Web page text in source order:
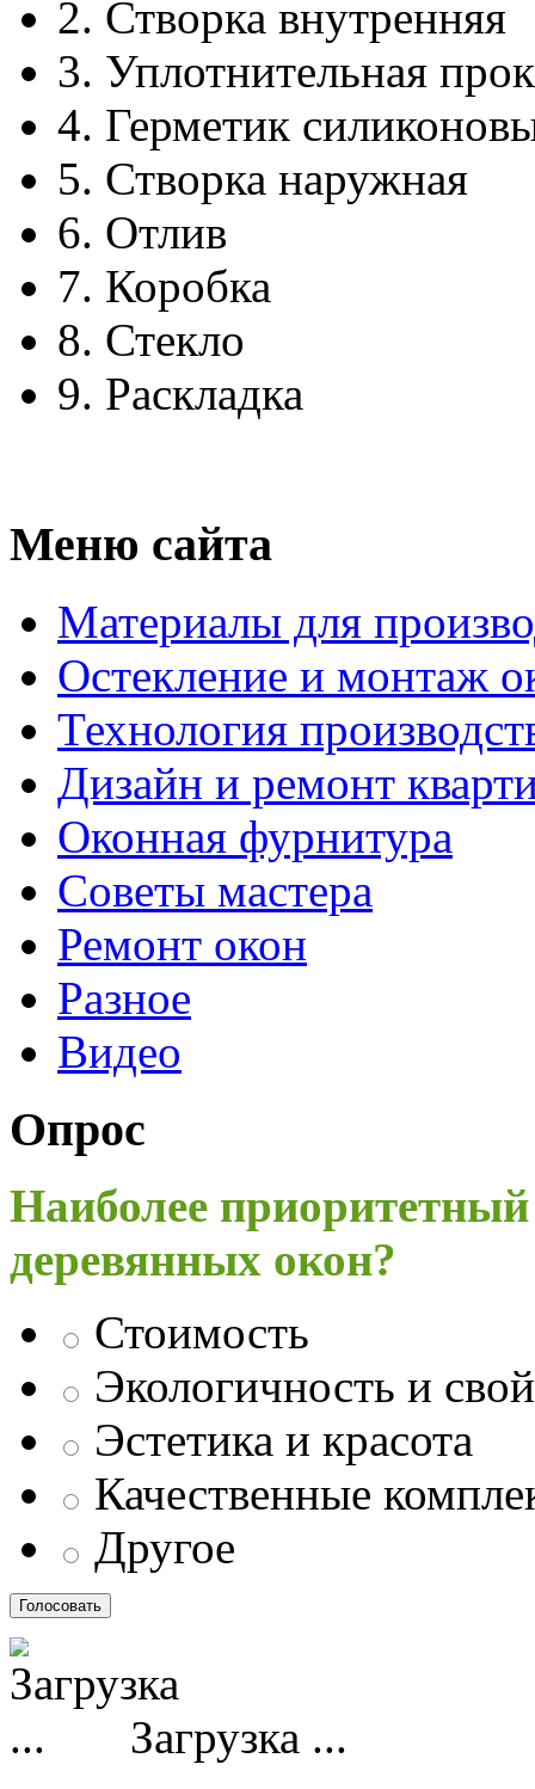
2. Створка внутренняя
3. Уплотнительная
4. Герметик
5. Створка наружная
6. Отлив
7. Коробка
8. Стекло
9. Раскладка
Меню сайта
Материалы для
Остекление и монтаж
Технология
Дизайн и ремонт
Оконная фурнитура
Советы мастера
Ремонт окон
Разное
Видео
Опрос
Наиболее
деревянных окон?
Стоимость
Экологичность и
Эстетика и красота
Качественные
Другое
Загрузка ...